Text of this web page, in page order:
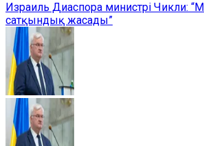
Израиль Диаспора министрі Чикли:
сатқындық жасады”